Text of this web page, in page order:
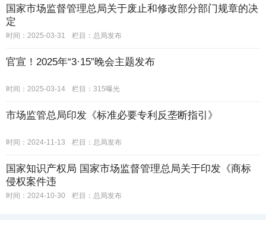
国家市场监督管理总局关于废止和修改部分部门规章的决
定
时间：2025-03-31 栏目： 总局发布
官宣！2025年“3·15”晚会主题发布
时间：2025-03-14 栏目： 315曝光
市场监管总局印发《标准必要专利反垄断指引》
时间：2024-11-13 栏目： 总局发布
国家知识产权局 国家市场监督管理总局关于印发《商标
侵权案件违
时间：2024-10-30 栏目： 总局发布